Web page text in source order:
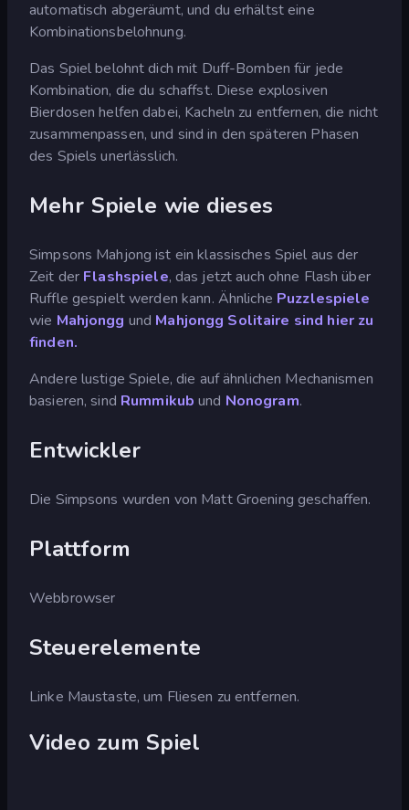
automatisch abgeräumt, und du erhältst eine
Kombinationsbelohnung.
Das Spiel belohnt dich mit Duff-Bomben für jede
Kombination, die du schaffst. Diese explosiven
Bierdosen helfen dabei, Kacheln zu entfernen, die nicht
zusammenpassen, und sind in den späteren Phasen
des Spiels unerlässlich.
Mehr Spiele wie dieses
Simpsons Mahjong ist ein klassisches Spiel aus der
Zeit der Flashspiele, das jetzt auch ohne Flash über
Ruffle gespielt werden kann. Ähnliche Puzzlespiele
wie Mahjongg und Mahjongg Solitaire sind hier zu
finden.
Andere lustige Spiele, die auf ähnlichen Mechanismen
basieren, sind Rummikubund Nonogram.
Entwickler
Die Simpsons wurden von Matt Groening geschaffen.
Plattform
Webbrowser
Steuerelemente
Linke Maustaste, um Fliesen zu entfernen.
Video zum Spiel